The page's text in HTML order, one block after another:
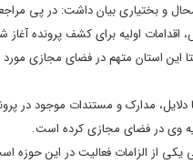
و بختیاری بیان داشت: در پی
اقدامات اولیه برای کشف پرونده آغاز
استان متهم در فضای مجازی مورد
مدارک و مستندات موجود در
وی در فضای مجازی کرده است.
از الزامات فعالیت در این حوزه